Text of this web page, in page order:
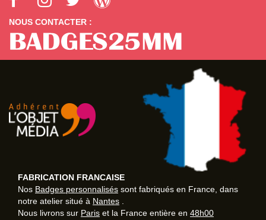
NOUS CONTACTER :
FABRICATION FRANCAISE
Nos Badges personnalisés sont fabriqués en France, dans
notre atelier situé à Nantes
Nous livrons sur Paris et la France entière en 48h00